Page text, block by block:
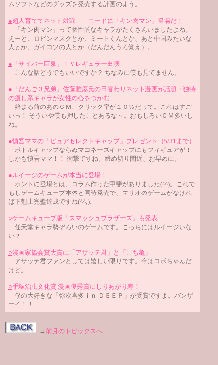
ムソフトなどのグッズを発売する計画のよう。
●超人育ててネット対戦 ｉモードに「キン肉マン」登場だ！
「キン肉マン」って個性的なキャラがたくさんいましたよね。
えーと、ロビンマスクとか、ミートくんとか、あと中国みたいな
人とか、ガイコツの人とか（だんだんうろ覚え）。
● 「サイバー巨泉」ＴＶレギュラー出演
こんな話どうでもいいですか？ ちなみに僕も見てません。
● 「だんご３兄弟」佐藤雅彦氏の日替わりネット漫画が話題・独特
の癒し系キャラが女性の心をつかむ
始まる前のあのＣＭ、クリック率が１０％だって。これはすご
いっ！ そういや僕も押したことあるな～。おもしろいＣＭ多いし
ね。
●慎吾ママの「ピュアセレクトキャップ」プレゼント（5/31まで）
ボトルキャップならぬマヨネーズキャップにもフィギュアが！
しかも慎吾ママ！！ 衝撃ですね。締め切り間近、お早めに。
●ルイージのゲームが本当に登場！
ホントに登場とは、コラム作った甲斐がありました(^^)。これで
もしゲームキューブ本体と同時発売で、マリオのゲームがなけれ
ば下剋上完璧達成ですね(^^;)。
○ゲームキューブ版「スマッシュブラザーズ」も発表
任天堂キャラ勢ぞろいのゲームです。こっちにはルイージいな
い？
○漫画家協会賞大賞に「アサッテ君」と「こち亀」
アサッテ君ファンとしては嬉しい限りです。今はコボちゃんだ
けど。
○手塚治虫文化賞 漫画優秀賞にしりあがり寿！
僕の大好きな「弥次喜多ｉｎ ＤＥＥＰ」が受賞ですよ。バンザ
ーイ！！
→ 前月のトピックスへ